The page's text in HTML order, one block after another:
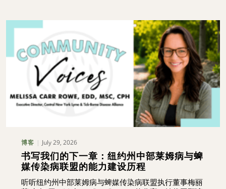
博客 July 29, 2026
书写我们的下一章：纽约州中部莱姆病与蜱
媒传染病联盟的能力建设历程
听听纽约州中部莱姆病与蜱媒传染病联盟执行董事梅丽